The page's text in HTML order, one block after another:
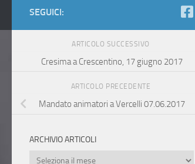
SEGUICI:
ARTICOLO SUCCESSIVO
Cresima a Crescentino, 17 giugno 2017
ARTICOLO PRECEDENTE
Mandato animatori a Vercelli 07.06.2017
ARCHIVIO ARTICOLI
Archivio